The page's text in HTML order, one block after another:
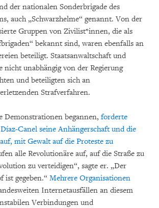
der nationalen Sonderbrigade des
auch „Schwarzhelme“ genannt. Von der
Gruppen von Zivilist*innen, die als
bekannt sind, waren ebenfalls an
beteiligt. Staatsanwaltschaft und
nicht unabhängig von der Regierung
und beteiligten sich an
Strafverfahren.
Demonstrationen begannen, forderte
Canel seine Anhängerschaft und die
mit Gewalt auf die Proteste zu
alle Revolutionäre auf, auf die Straße zu
zu verteidigen“, sagte er. „Der
ist gegeben.“ Mehrere Organisationen
Internetausfällen an diesem
Verbindungen und